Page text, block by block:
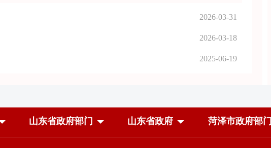
2026-03-31
2026-03-18
2025-06-19
山东省政府部门 山东省政府 菏泽市政府部门